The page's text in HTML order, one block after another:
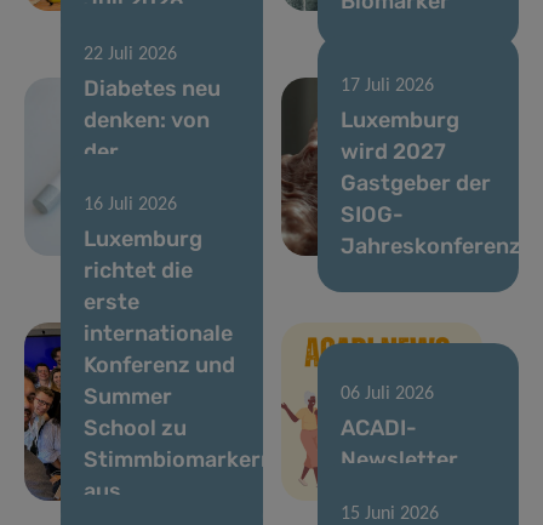
22 Juli 2026
Diabetes neu
denken: von
der
Blutzuckerkontrolle
zu mehr
Lebensqualität
17 Juli 2026
Luxemburg
wird 2027
Gastgeber der
SIOG-
Jahreskonferenz
16 Juli 2026
Luxemburg
richtet die
erste
internationale
Konferenz und
Summer
School zu
Stimmbiomarkern
aus
06 Juli 2026
ACADI-
Newsletter
15 Juni 2026